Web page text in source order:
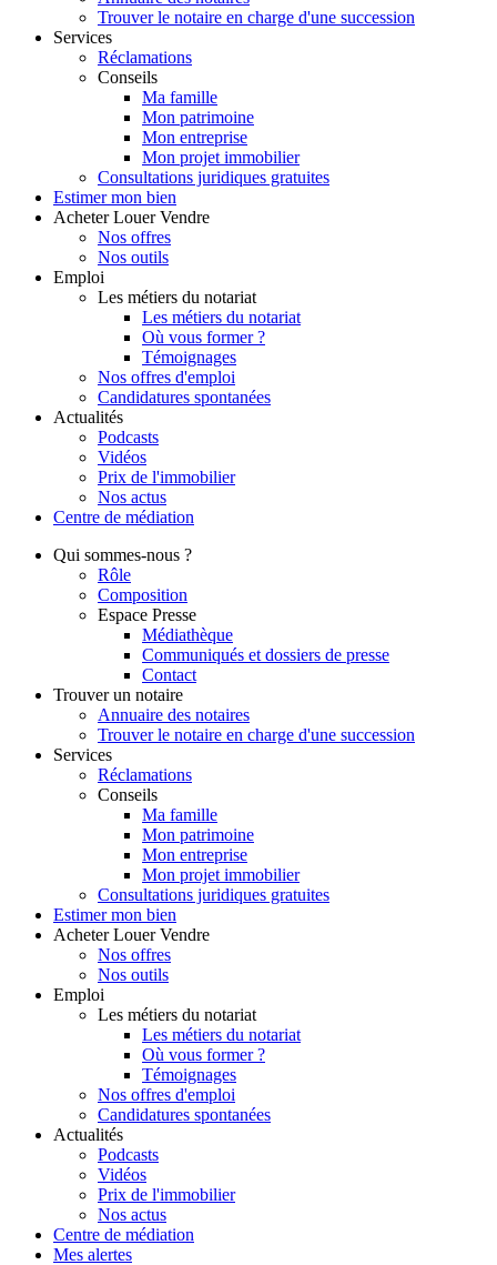
Trouver le notaire en charge d'une succession
Services
Réclamations
Conseils
Ma famille
Mon patrimoine
Mon entreprise
Mon projet immobilier
Consultations juridiques gratuites
Estimer mon bien
Acheter Louer Vendre
Nos offres
Nos outils
Emploi
Les métiers du notariat
Les métiers du notariat
Où vous former ?
Témoignages
Nos offres d'emploi
Candidatures spontanées
Actualités
Podcasts
Vidéos
Prix de l'immobilier
Nos actus
Centre de médiation
Qui sommes-nous ?
Rôle
Composition
Espace Presse
Médiathèque
Communiqués et dossiers de presse
Contact
Trouver un notaire
Annuaire des notaires
Trouver le notaire en charge d'une succession
Services
Réclamations
Conseils
Ma famille
Mon patrimoine
Mon entreprise
Mon projet immobilier
Consultations juridiques gratuites
Estimer mon bien
Acheter Louer Vendre
Nos offres
Nos outils
Emploi
Les métiers du notariat
Les métiers du notariat
Où vous former ?
Témoignages
Nos offres d'emploi
Candidatures spontanées
Actualités
Podcasts
Vidéos
Prix de l'immobilier
Nos actus
Centre de médiation
Mes alertes